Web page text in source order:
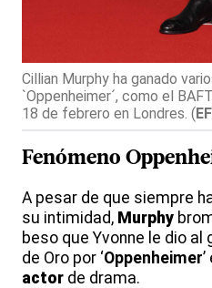
Cillian Murphy ha ganado
`Oppenheimer´, como el
18 de febrero en Londres. (
Fenómeno
A pesar de que siempre
su intimidad, Murphy
beso que Yvonne le dio al
de Oro por ‘Oppenheimer
actor de drama.